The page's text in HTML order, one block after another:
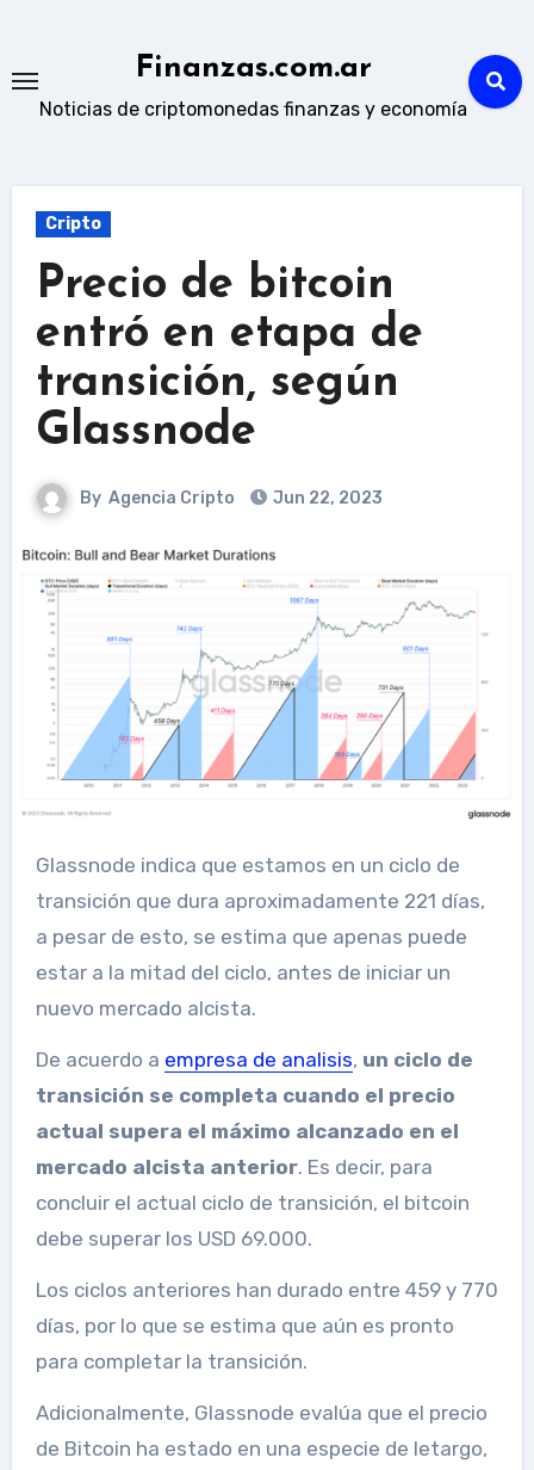
content
Finanzas.com.ar
Noticias de criptomonedas finanzas y economía
Cripto
Precio de bitcoin
entró en etapa de
transición, según
Glassnode
By Agencia Cripto Jun 22, 2023
Glassnode indica que estamos en un ciclo de
transición que dura aproximadamente 221 días,
a pesar de esto, se estima que apenas puede
estar a la mitad del ciclo, antes de iniciar un
nuevo mercado alcista.
De acuerdo a empresa de analisis, un ciclo de
transición se completa cuando el precio
actual supera el máximo alcanzado en el
mercado alcista anterior. Es decir, para
concluir el actual ciclo de transición, el bitcoin
debe superar los USD 69.000.
Los ciclos anteriores han durado entre 459 y 770
días, por lo que se estima que aún es pronto
para completar la transición.
Adicionalmente, Glassnode evalúa que el precio
de Bitcoin ha estado en una especie de letargo,